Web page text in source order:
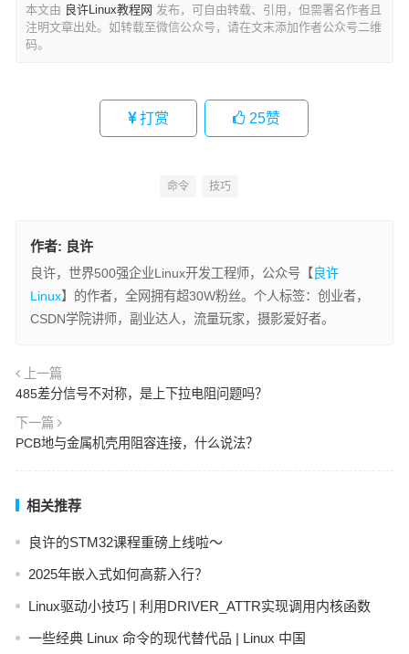
本文由 良许Linux教程网 发布，可自由转载、引用，但需署名作者且
注明文章出处。如转载至微信公众号，请在文末添加作者公众号二维
码。
打赏 25赞
命令 技巧
作者: 良许
良许，世界500强企业Linux开发工程师，公众号【 良许
Linux】的作者，全网拥有超30W粉丝。个人标签：创业者，
CSDN学院讲师，副业达人，流量玩家，摄影爱好者。
上一篇
485差分信号不对称，是上下拉电阻问题吗？
下一篇
PCB地与金属机壳用阻容连接，什么说法？
相关推荐
良许的STM32课程重磅上线啦～
2025年嵌入式如何高薪入行？
Linux驱动小技巧 | 利用DRIVER_ATTR实现调用内核函数
一些经典 Linux 命令的现代替代品 | Linux 中国